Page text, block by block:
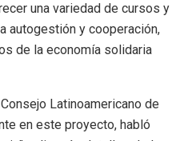
una variedad de cursos y
autogestión y cooperación,
de la economía solidaria
Latinoamericano de
en este proyecto, habló